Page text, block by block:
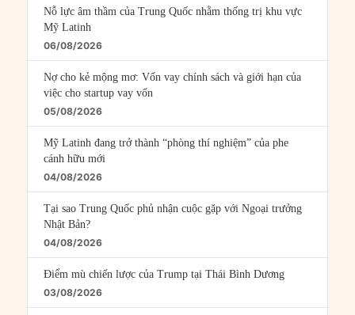
Nỗ lực âm thầm của Trung Quốc nhằm thống trị khu vực
Mỹ Latinh
06/08/2026
Nợ cho kẻ mộng mơ: Vốn vay chính sách và giới hạn của
việc cho startup vay vốn
05/08/2026
Mỹ Latinh đang trở thành “phòng thí nghiệm” của phe
cánh hữu mới
04/08/2026
Tại sao Trung Quốc phủ nhận cuộc gặp với Ngoại trưởng
Nhật Bản?
04/08/2026
Điểm mù chiến lược của Trump tại Thái Bình Dương
03/08/2026